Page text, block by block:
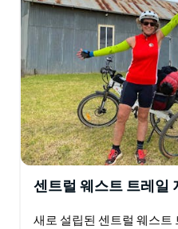
센트럴 웨스트 트레일
새로 설립된 센트럴 웨스